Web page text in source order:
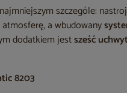
szczególe:
a wbudowany
dodatkiem jestsześć
8203